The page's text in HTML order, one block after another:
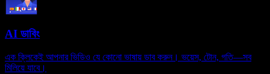
AI ডাবিং
এক ক্লিকেই আপনার ভিডিও যে কোনো ভাষায় ডাব করুন। ভয়েস, টোন, গতি—সব
মিলিয়ে যাবে।